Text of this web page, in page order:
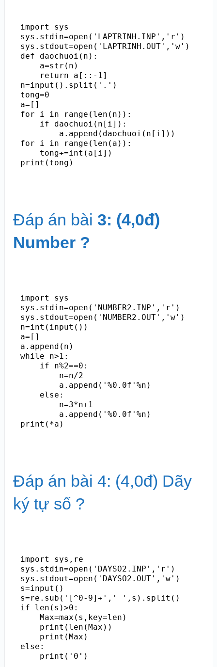
import sys
sys.stdin=open('LAPTRINH.INP','r')
sys.stdout=open('LAPTRINH.OUT','w')
def daochuoi(n):
    a=str(n)
    return a[::-1]
n=input().split('.')
tong=0
a=[]
for i in range(len(n)):
    if daochuoi(n[i]):
        a.append(daochuoi(n[i]))
for i in range(len(a)):
    tong+=int(a[i])
Đáp án bài 3: (4,0đ)
Number ?
import sys
sys.stdin=open('NUMBER2.INP','r')
sys.stdout=open('NUMBER2.OUT','w')
n=int(input())
a=[]
a.append(n)
while n>1:
    if n%2==0:
        n=n/2
        a.append('%0.0f'%n)
    else:
        n=3*n+1
        a.append('%0.0f'%n)
Đáp án bài 4: (4,0đ) Dãy
ký tự số ?
import sys,re
sys.stdin=open('DAYSO2.INP','r')
sys.stdout=open('DAYSO2.OUT','w')
s=input()
s=re.sub('[^0-9]+',' ',s).split()
if len(s)>0:
    Max=max(s,key=len)
    print(len(Max))
    print(Max)
else: